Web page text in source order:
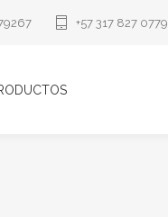
+57 317 827 0779